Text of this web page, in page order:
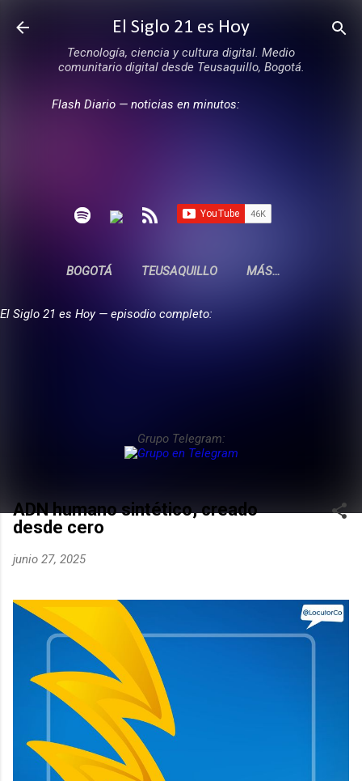
Ir al contenido principal
El Siglo 21 es Hoy
Tecnología, ciencia y cultura digital. Medio
comunitario digital desde Teusaquillo, Bogotá.
Flash Diario — noticias en minutos:
BOGOTÁ TEUSAQUILLO MÁS…
El Siglo 21 es Hoy — episodio completo:
Grupo Telegram:
ADN humano sintético, creado
desde cero
junio 27, 2025